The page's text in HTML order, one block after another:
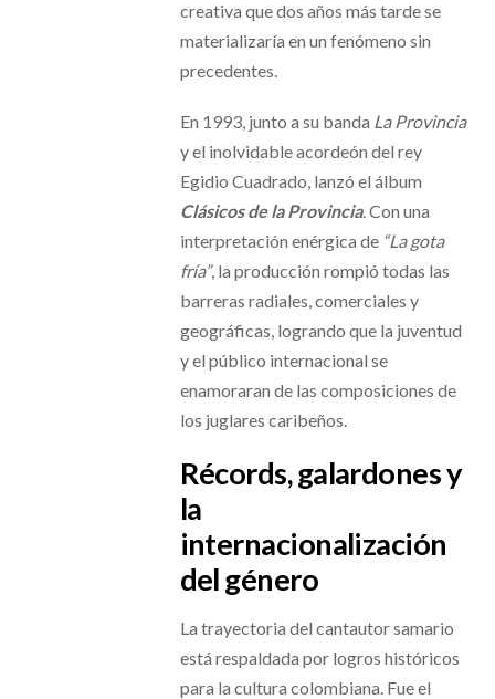
creativa que dos años más tarde se
materializaría en un fenómeno sin
precedentes.
En 1993, junto a su banda La Provincia
y el inolvidable acordeón del rey
Egidio Cuadrado, lanzó el álbum
Clásicos de la Provincia. Con una
interpretación enérgica de “La gota
fría”, la producción rompió todas las
barreras radiales, comerciales y
geográficas, logrando que la juventud
y el público internacional se
enamoraran de las composiciones de
los juglares caribeños.
Récords, galardones y
la
internacionalización
del género
La trayectoria del cantautor samario
está respaldada por logros históricos
para la cultura colombiana. Fue el